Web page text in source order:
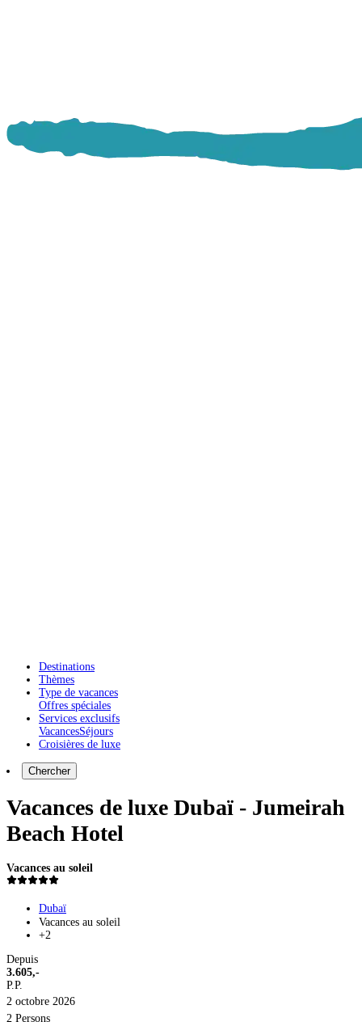
Destinations
Thèmes
Type de vacances
Offres spéciales
Services exclusifs
VacancesSéjours
Croisières de luxe
Chercher
Vacances de luxe Dubaï - Jumeirah
Beach Hotel
Vacances au soleil
Dubaï
Vacances au soleil
+2
Depuis
3.605,-
P.P.
2 octobre 2026
2 Persons